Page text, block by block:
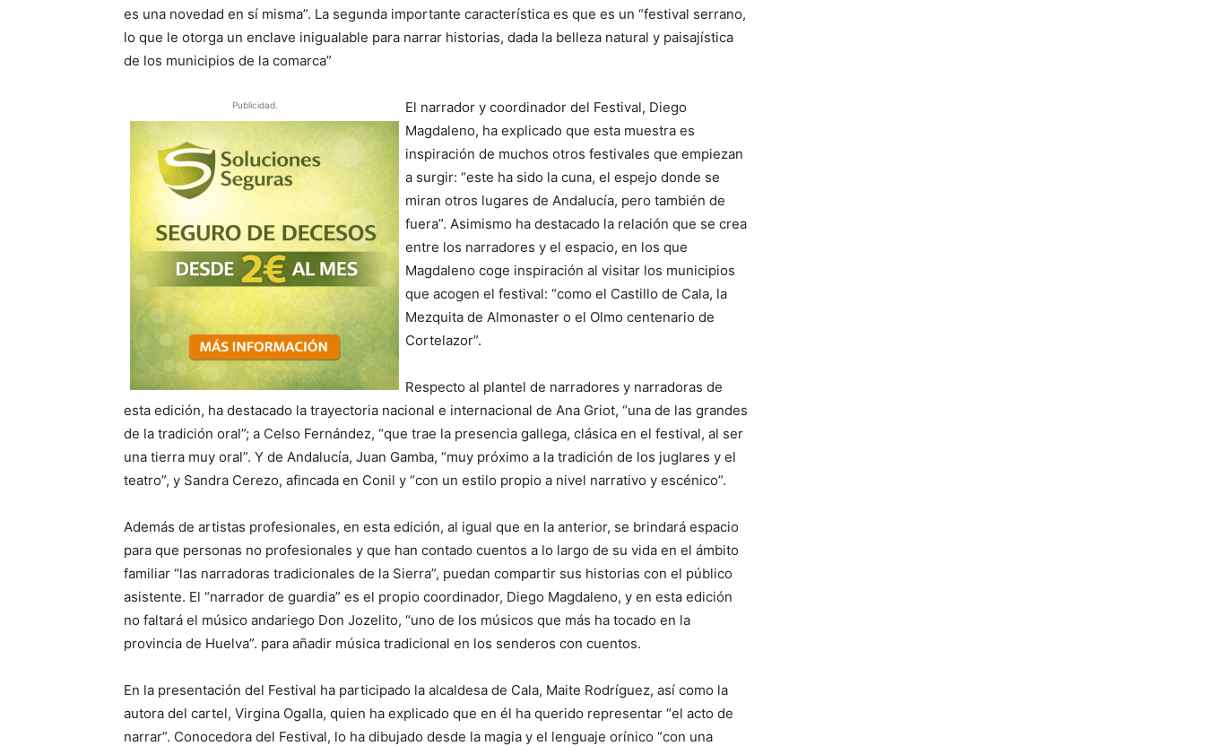
es una novedad en sí misma”. La segunda importante característica es que es un “festival serrano,
lo que le otorga un enclave inigualable para narrar historias, dada la belleza natural y paisajística
de los municipios de la comarca”
Publicidad.
El narrador y coordinador del Festival, Diego
Magdaleno, ha explicado que esta muestra es
inspiración de muchos otros festivales que empiezan
a surgir: “este ha sido la cuna, el espejo donde se
miran otros lugares de Andalucía, pero también de
fuera”. Asimismo ha destacado la relación que se crea
entre los narradores y el espacio, en los que
Magdaleno coge inspiración al visitar los municipios
que acogen el festival: “como el Castillo de Cala, la
Mezquita de Almonaster o el Olmo centenario de
Cortelazor”.
Respecto al plantel de narradores y narradoras de
esta edición, ha destacado la trayectoria nacional e internacional de Ana Griot, “una de las grandes
de la tradición oral”; a Celso Fernández, “que trae la presencia gallega, clásica en el festival, al ser
una tierra muy oral”. Y de Andalucía, Juan Gamba, “muy próximo a la tradición de los juglares y el
teatro”, y Sandra Cerezo, afincada en Conil y “con un estilo propio a nivel narrativo y escénico”.
Además de artistas profesionales, en esta edición, al igual que en la anterior, se brindará espacio
para que personas no profesionales y que han contado cuentos a lo largo de su vida en el ámbito
familiar “las narradoras tradicionales de la Sierra”, puedan compartir sus historias con el público
asistente. El “narrador de guardia” es el propio coordinador, Diego Magdaleno, y en esta edición
no faltará el músico andariego Don Jozelito, “uno de los músicos que más ha tocado en la
provincia de Huelva”. para añadir música tradicional en los senderos con cuentos.
En la presentación del Festival ha participado la alcaldesa de Cala, Maite Rodríguez, así como la
autora del cartel, Virgina Ogalla, quien ha explicado que en él ha querido representar “el acto de
narrar”. Conocedora del Festival, lo ha dibujado desde la magia y el lenguaje orínico “con una